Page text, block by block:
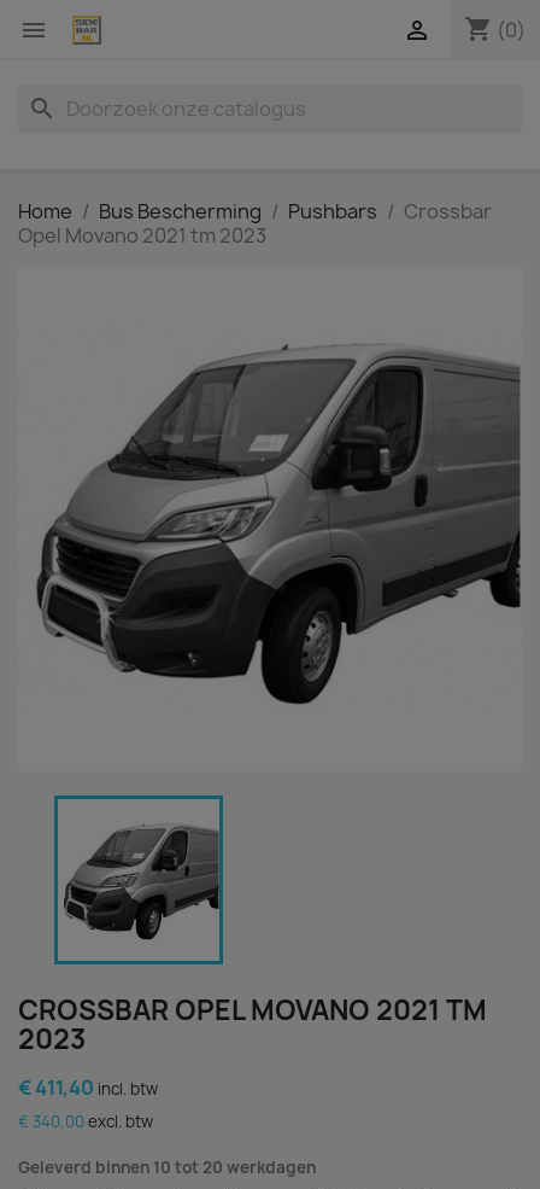
 shopping_cart (0)

search
Home Bus Bescherming Pushbars
Crossbar
Opel Movano 2021 tm 2023
CROSSBAR OPEL MOVANO 2021 TM
2023
€ 411,40 incl. btw
€ 340,00 excl. btw
Geleverd binnen 10 tot 20 werkdagen